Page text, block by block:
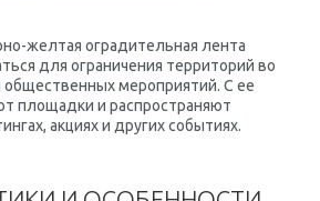
желтая оградительная лента
для ограничения территорий во
мероприятий. С ее
площадки и распространяют
акциях и других событиях.